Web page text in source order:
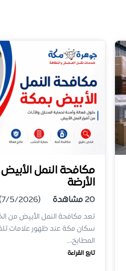
مكافحة النمل
الأرضة
20 مشاهدة (7/5/2026)
تعد مكافحة النمل الأبيض من
سكان مكة عند ظهور علامات تلف
المطابخ،…
تابع القراءة